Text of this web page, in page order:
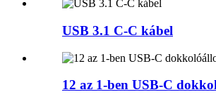
USB 3.1 C-C kábel
12 az 1-ben USB-C